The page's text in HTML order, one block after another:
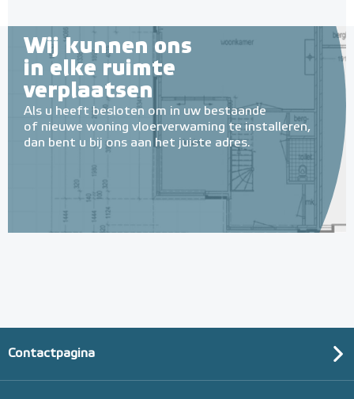
Wij kunnen ons
in elke ruimte
verplaatsen
Als u heeft besloten om in uw bestaande
of nieuwe woning vloerverwaming te installeren,
dan bent u bij ons aan het juiste adres.
Contactpagina